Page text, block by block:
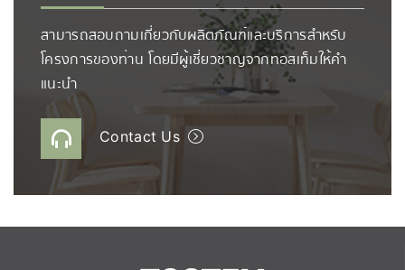
สามารถสอบถามเกี่ยวกับผลิตภัณฑ์และบริการสำหรับ
โครงการของท่าน โดยมีผู้เชี่ยวชาญจากทอสเท็มให้คำ
แนะนำ
Contact Us